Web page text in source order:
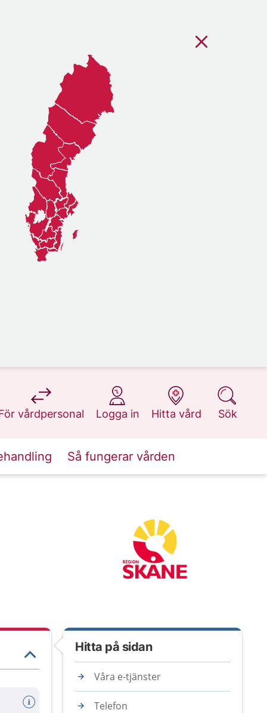
vårdpersonal
på 1177.se
Logga in
på 1177.se
Hitta vård
på 1177.se
Sök
på 1177.se
Så fungerar vården
Hitta på sidan
Våra e-tjänster
Telefon